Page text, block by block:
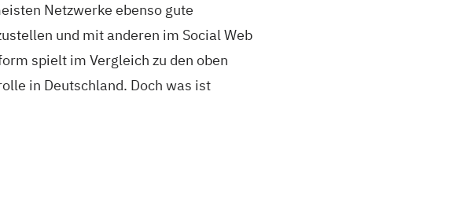
Netzwerke ebenso gute
und mit anderen im Social Web
spielt im Vergleich zu den oben
in Deutschland. Doch was ist